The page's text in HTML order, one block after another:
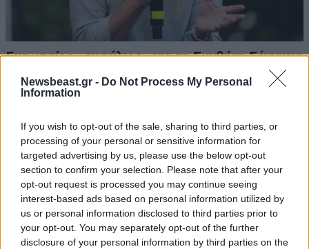
Newsbeast.gr - Do Not Process My Personal
Information
If you wish to opt-out of the sale, sharing to third parties, or
processing of your personal or sensitive information for
targeted advertising by us, please use the below opt-out
section to confirm your selection. Please note that after your
opt-out request is processed you may continue seeing
interest-based ads based on personal information utilized by
us or personal information disclosed to third parties prior to
your opt-out. You may separately opt-out of the further
disclosure of your personal information by third parties on the
Ευρωπαίος «εμφύλιος» για τη Συνθήκη Σένγκεν:
σύνορα» προειδοποιεί η Μελόνι τον Σάντσεθ